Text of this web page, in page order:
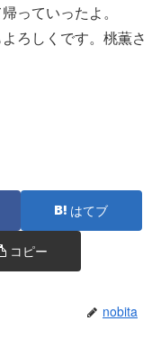
っていったよ。
ろしくです。桃薫さ
はてブ
コピー
nobita